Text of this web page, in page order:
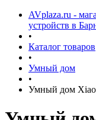
AVplaza.ru -
устройств в
•
Каталог товаров
•
Умный дом
•
Умный дом